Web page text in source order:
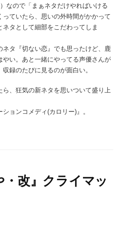
なので「まぁネタだけやればいける
ていたら、思いの外時間がかかって
タとして細部をこだわってしま
タ『切ない恋』でも思ったけど、鹿
い。あと一緒にやってる声優さんが
録のたびに見るのが面白い。
ら、狂気の新ネタを思いついて盛り上
ョンコメディ(カロリー)』。
・改』クライマッ